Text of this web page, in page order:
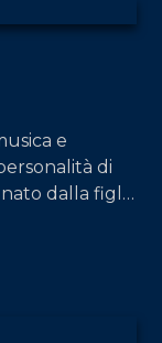
e
di
dalla figlia